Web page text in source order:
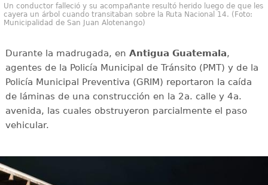
Un conductor falleció y su acompañante resultó herido luego de que les
cayera un árbol cuando transitaban sobre la Ruta Nacional 14. (Foto:
Municipalidad de San Juan Alotenango)
Durante la madrugada, en Antigua Guatemala,
agentes de la Policía Municipal de Tránsito (PMT) y de la
Policía Municipal Preventiva (GRIM) reportaron la caída
de láminas de una construcción en la 2a. calle y 4a.
avenida, las cuales obstruyeron parcialmente el paso
vehicular.